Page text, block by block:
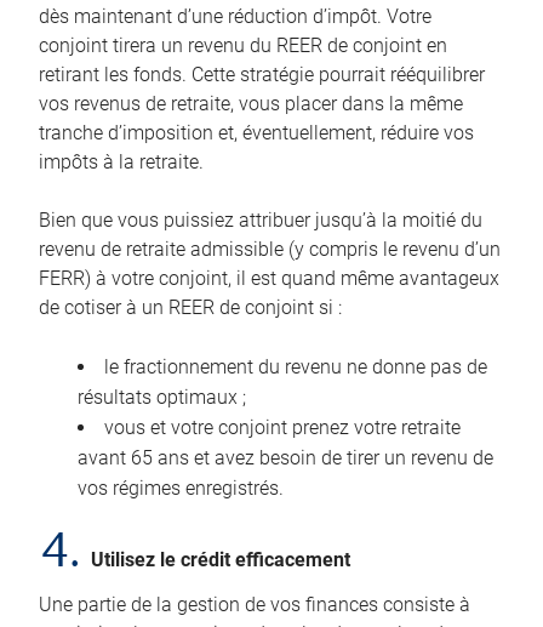
dès maintenant d’une réduction d’impôt. Votre
conjoint tirera un revenu du REER de conjoint en
retirant les fonds. Cette stratégie pourrait rééquilibrer
vos revenus de retraite, vous placer dans la même
tranche d’imposition et, éventuellement, réduire vos
impôts à la retraite.
Bien que vous puissiez attribuer jusqu’à la moitié du
revenu de retraite admissible (y compris le revenu d’un
FERR) à votre conjoint, il est quand même avantageux
de cotiser à un REER de conjoint si :
le fractionnement du revenu ne donne pas de
résultats optimaux ;
vous et votre conjoint prenez votre retraite
avant 65 ans et avez besoin de tirer un revenu de
vos régimes enregistrés.
4.
Utilisez le crédit efficacement
Une partie de la gestion de vos finances consiste à